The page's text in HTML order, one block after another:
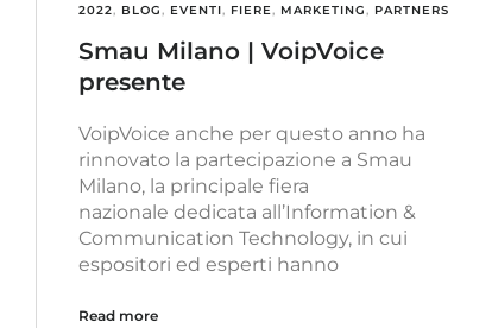
2022, BLOG, EVENTI, FIERE, MARKETING, PARTNERS
Smau Milano | VoipVoice
presente
VoipVoice anche per questo anno ha
rinnovato la partecipazione a Smau
Milano, la principale fiera
nazionale dedicata all’Information &
Communication Technology, in cui
espositori ed esperti hanno
Read more